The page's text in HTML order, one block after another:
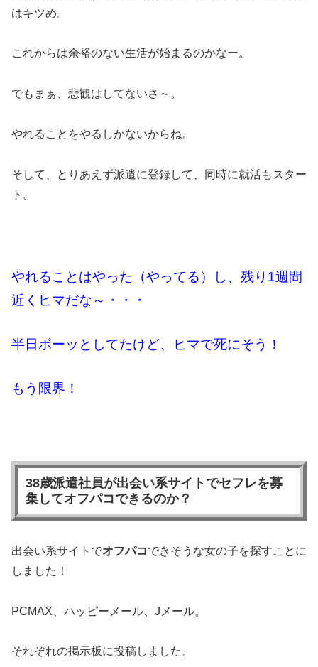
はキツめ。
これからは余裕のない生活が始まるのかなー。
でもまぁ、悲観はしてないさ～。
やれることをやるしかないからね。
そして、とりあえず派遣に登録して、同時に就活もスター
ト。
やれることはやった（やってる）し、残り1週間
近くヒマだな～・・・
半日ボーッとしてたけど、ヒマで死にそう！
もう限界！
38歳派遣社員が出会い系サイトでセフレを募
集してオフパコできるのか？
出会い系サイトでオフパコできそうな女の子を探すことに
しました！
PCMAX、ハッピーメール、Jメール。
それぞれの掲示板に投稿しました。